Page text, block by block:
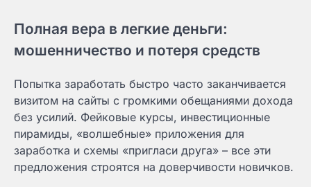
Полная вера в легкие деньги:
мошенничество и потеря средств
Попытка заработать быстро часто заканчивается
визитом на сайты с громкими обещаниями дохода
без усилий. Фейковые курсы, инвестиционные
пирамиды, «волшебные» приложения для
заработка и схемы «пригласи друга» – все эти
предложения строятся на доверчивости новичков.